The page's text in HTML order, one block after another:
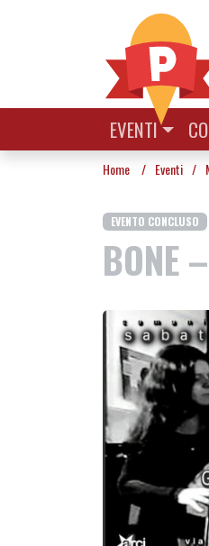
EVENTI
Home / Eventi /
EVENTO CONCLUSO
BONE